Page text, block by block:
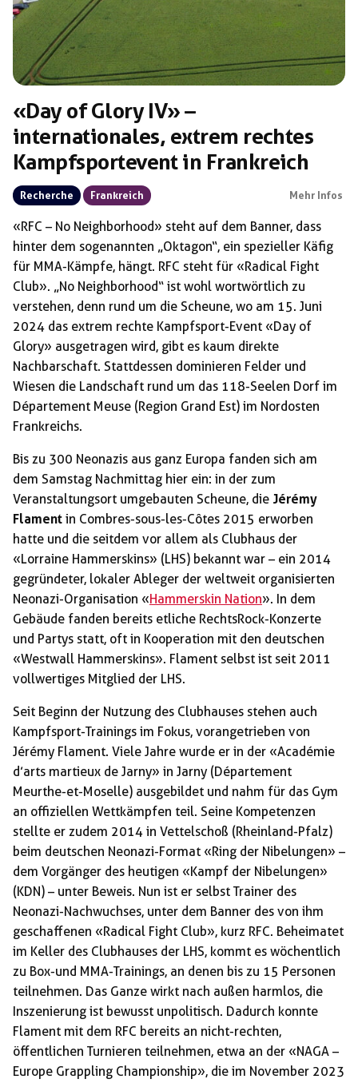
«Day of Glory IV» –
internationales, extrem rechtes
Kampfsportevent in Frankreich
Recherche Frankreich Mehr Infos
«RFC – No Neighborhood» steht auf dem Banner, dass
hinter dem sogenannten „Oktagon“, ein spezieller Käfig
für MMA-Kämpfe, hängt. RFC steht für «Radical Fight
Club». „No Neighborhood“ ist wohl wortwörtlich zu
verstehen, denn rund um die Scheune, wo am 15. Juni
2024 das extrem rechte Kampfsport-Event «Day of
Glory» ausgetragen wird, gibt es kaum direkte
Nachbarschaft. Stattdessen dominieren Felder und
Wiesen die Landschaft rund um das 118-Seelen Dorf im
Département Meuse (Region Grand Est) im Nordosten
Frankreichs.
Bis zu 300 Neonazis aus ganz Europa fanden sich am
dem Samstag Nachmittag hier ein: in der zum
Veranstaltungsort umgebauten Scheune, die Jérémy
Flament in Combres-sous-les-Côtes 2015 erworben
hatte und die seitdem vor allem als Clubhaus der
«Lorraine Hammerskins» (LHS) bekannt war – ein 2014
gegründeter, lokaler Ableger der weltweit organisierten
Neonazi-Organisation «Hammerskin Nation». In dem
Gebäude fanden bereits etliche RechtsRock-Konzerte
und Partys statt, oft in Kooperation mit den deutschen
«Westwall Hammerskins». Flament selbst ist seit 2011
vollwertiges Mitglied der LHS.
Seit Beginn der Nutzung des Clubhauses stehen auch
Kampfsport-Trainings im Fokus, vorangetrieben von
Jérémy Flament. Viele Jahre wurde er in der «Académie
d’arts martieux de Jarny» in Jarny (Département
Meurthe-et-Moselle) ausgebildet und nahm für das Gym
an offiziellen Wettkämpfen teil. Seine Kompetenzen
stellte er zudem 2014 in Vettelschoß (Rheinland-Pfalz)
beim deutschen Neonazi-Format «Ring der Nibelungen» –
dem Vorgänger des heutigen «Kampf der Nibelungen»
(KDN) – unter Beweis. Nun ist er selbst Trainer des
Neonazi-Nachwuchses, unter dem Banner des von ihm
geschaffenen «Radical Fight Club», kurz RFC. Beheimatet
im Keller des Clubhauses der LHS, kommt es wöchentlich
zu Box-und MMA-Trainings, an denen bis zu 15 Personen
teilnehmen. Das Ganze wirkt nach außen harmlos, die
Inszenierung ist bewusst unpolitisch. Dadurch konnte
Flament mit dem RFC bereits an nicht-rechten,
öffentlichen Turnieren teilnehmen, etwa an der «NAGA –
Europe Grappling Championship», die im November 2023